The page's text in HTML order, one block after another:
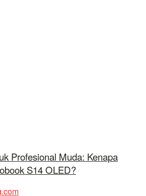
Profesional Muda: Kenapa
S14 OLED?